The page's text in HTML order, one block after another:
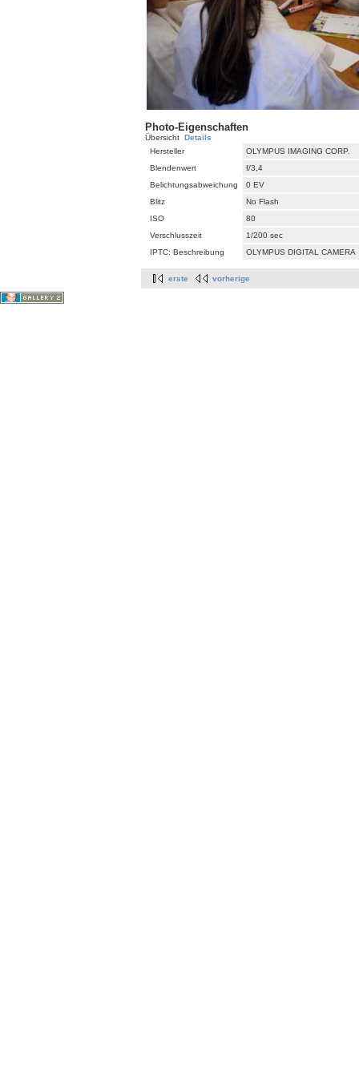
Photo-Eigenschaften
Übersicht Details
Hersteller
OLYMPUS IMAGING CORP.
Blendenwert
f/3,4
Belichtungsabweichung
0 EV
Blitz
No Flash
ISO
80
Verschlusszeit
1/200 sec
IPTC: Beschreibung
OLYMPUS DIGITAL CAMERA
erste vorherige